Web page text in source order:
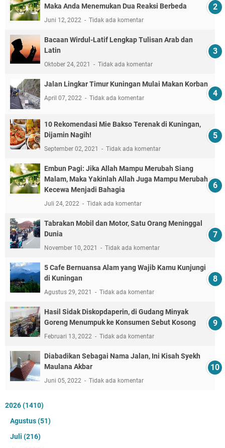
Maka Anda Menemukan Dua Reaksi Berbeda
Juni 12, 2022 Tidak ada komentar
Bacaan Wirdul-Latif Lengkap Tulisan Arab dan
Latin
Oktober 24, 2021 Tidak ada komentar
Jalan Lingkar Timur Kuningan Mulai Makan Korban
April 07, 2022 Tidak ada komentar
10 Rekomendasi Mie Bakso Terenak di Kuningan,
Dijamin Nagih!
September 02, 2021 Tidak ada komentar
Embun Pagi: Jika Allah Mampu Merubah Siang
Malam, Maka Yakinlah Allah Juga Mampu Merubah
Kecewa Menjadi Bahagia
Juli 24, 2022 Tidak ada komentar
Tabrakan Mobil dan Motor, Satu Orang Meninggal
Dunia
November 10, 2021 Tidak ada komentar
5 Cafe Bernuansa Alam yang Wajib Kamu Kunjungi
di Kuningan
Agustus 29, 2021 Tidak ada komentar
Hasil Sidak Diskopdaperin, di Gudang Minyak
Goreng Menumpuk ke Konsumen Sebut Kosong
Februari 13, 2022 Tidak ada komentar
Diabadikan Sebagai Nama Jalan, Ini Kisah Syekh
Maulana Akbar
Juni 05, 2022 Tidak ada komentar
2026(1410)
Agustus(51)
Juli (216)